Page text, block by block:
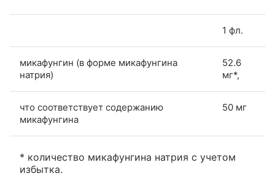
1 фл.
микафунгин (в форме микафунгина
натрия)
52.6
мг*,
что соответствует содержанию
микафунгина
50 мг
* количество микафунгина натрия с учетом
избытка.